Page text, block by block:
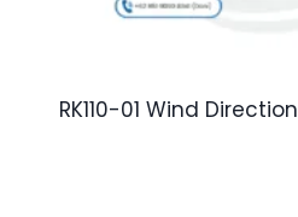
RK110-01 Wind